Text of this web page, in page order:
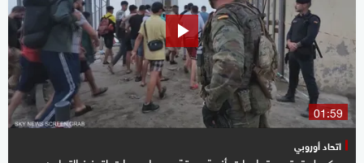
01:59
اتحاد أوروبي